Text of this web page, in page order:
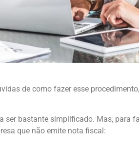
de como fazer esse
ser bastante simplificado. Mas, para
que não emite nota fiscal: